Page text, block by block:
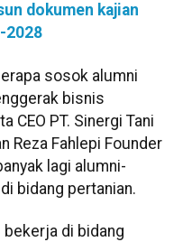
dokumen kajian
2028
sosok alumni
bisnis
CEO PT. Sinergi Tani
Reza Fahlepi Founder
lagi alumni-
bidang pertanian.
di bidang